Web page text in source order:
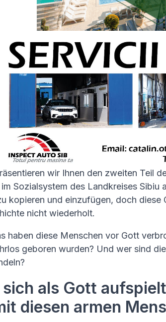
wir Ihnen den zweiten Teil
Sozialsystem des Landkreises
kopieren und einzufügen, doch diese
nicht wiederholt.
haben diese Menschen vor Gott
geboren wurden? Und wer sind
sich als Gott
diesen armen